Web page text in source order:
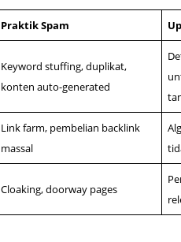
Praktik Spam
Keyword stuffing, duplikat,
konten auto-generated
Link farm, pembelian backlink
massal
Cloaking, doorway pages